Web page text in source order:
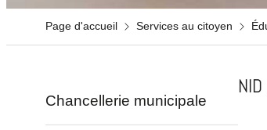
Page d'accueil Services au citoyen
Chancellerie municipale